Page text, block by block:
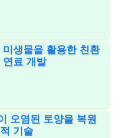
미생물을 활용한 친환
연료 개발
오염된 토양을 복원
기술